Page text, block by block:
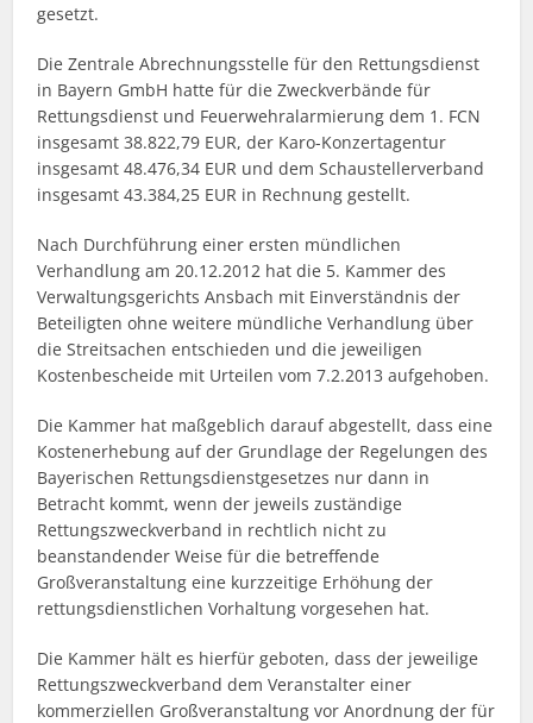
gesetzt.
Die Zentrale Abrechnungsstelle für den Rettungsdienst
in Bayern GmbH hatte für die Zweckverbände für
Rettungsdienst und Feuerwehralarmierung dem 1. FCN
insgesamt 38.822,79 EUR, der Karo-Konzertagentur
insgesamt 48.476,34 EUR und dem Schaustellerverband
insgesamt 43.384,25 EUR in Rechnung gestellt.
Nach Durchführung einer ersten mündlichen
Verhandlung am 20.12.2012 hat die 5. Kammer des
Verwaltungsgerichts Ansbach mit Einverständnis der
Beteiligten ohne weitere mündliche Verhandlung über
die Streitsachen entschieden und die jeweiligen
Kostenbescheide mit Urteilen vom 7.2.2013 aufgehoben.
Die Kammer hat maßgeblich darauf abgestellt, dass eine
Kostenerhebung auf der Grundlage der Regelungen des
Bayerischen Rettungsdienstgesetzes nur dann in
Betracht kommt, wenn der jeweils zuständige
Rettungszweckverband in rechtlich nicht zu
beanstandender Weise für die betreffende
Großveranstaltung eine kurzzeitige Erhöhung der
rettungsdienstlichen Vorhaltung vorgesehen hat.
Die Kammer hält es hierfür geboten, dass der jeweilige
Rettungszweckverband dem Veranstalter einer
kommerziellen Großveranstaltung vor Anordnung der für